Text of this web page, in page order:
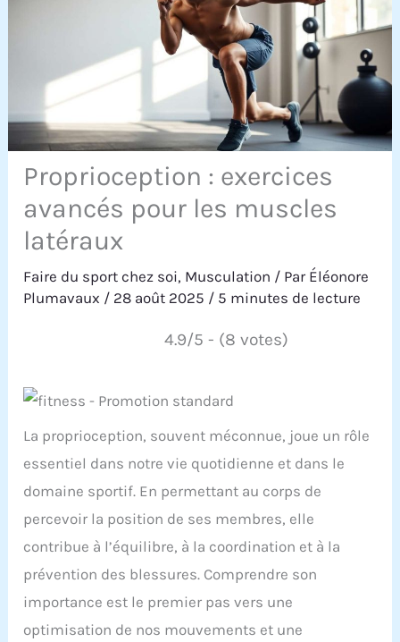
Proprioception : exercices
avancés pour les muscles
latéraux
Faire du sport chez soi, Musculation / Par Éléonore
Plumavaux / 28 août 2025 / 5 minutes de lecture
4.9/5 - (8 votes)
La proprioception, souvent méconnue, joue un rôle
essentiel dans notre vie quotidienne et dans le
domaine sportif. En permettant au corps de
percevoir la position de ses membres, elle
contribue à l’équilibre, à la coordination et à la
prévention des blessures. Comprendre son
importance est le premier pas vers une
optimisation de nos mouvements et une